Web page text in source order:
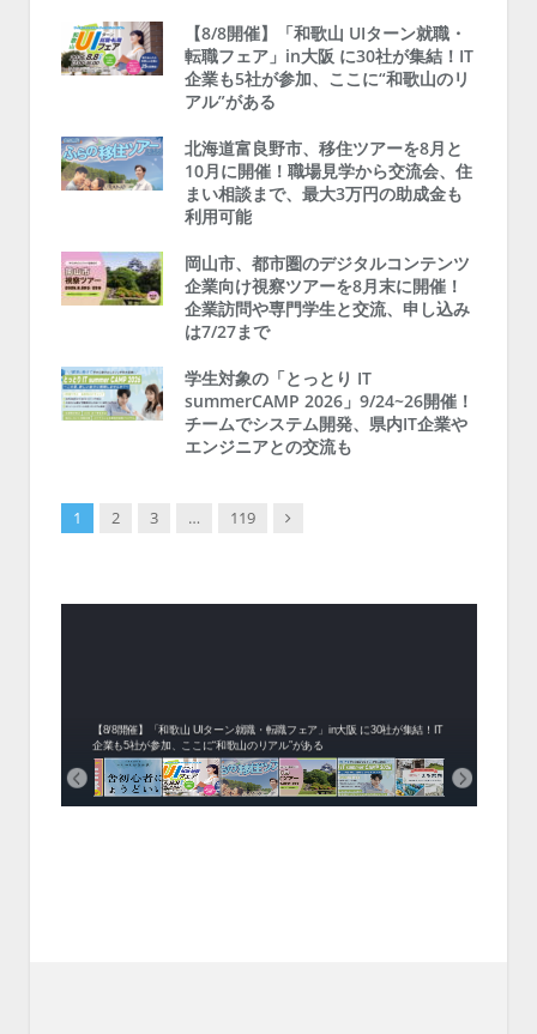
【8/8開催】「和歌山 UIターン就職・
転職フェア」in大阪 に30社が集結！IT
企業も5社が参加、ここに“和歌山のリ
アル”がある
北海道富良野市、移住ツアーを8月と
10月に開催！職場見学から交流会、住
まい相談まで、最大3万円の助成金も
利用可能
岡山市、都市圏のデジタルコンテンツ
企業向け視察ツアーを8月末に開催！
企業訪問や専門学生と交流、申し込み
は7/27まで
学生対象の「とっとり IT
summerCAMP 2026」9/24~26開催！
チームでシステム開発、県内IT企業や
エンジニアとの交流も
1 2 3 … 119 Next
【8/8開催】「和歌山 UIターン就職・転職フェア」in大阪 に30社が集結！IT
企業も5社が参加、ここに“和歌山のリアル”がある